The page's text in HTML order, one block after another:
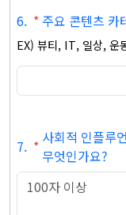
6. * 주요 콘텐츠 카
EX) 뷰티, IT, 일상, 운
7. * 사회적 인플루
무엇인가요?